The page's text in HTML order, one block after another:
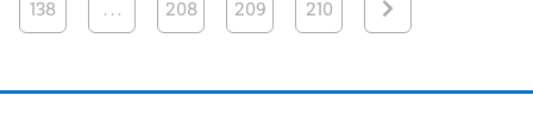
138 … 208 209 210